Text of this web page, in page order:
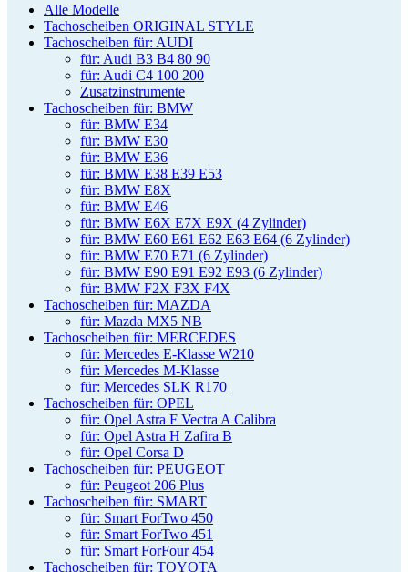
Alle Modelle
Tachoscheiben ORIGINAL STYLE
Tachoscheiben für: AUDI
für: Audi B3 B4 80 90
für: Audi C4 100 200
Zusatzinstrumente
Tachoscheiben für: BMW
für: BMW E34
für: BMW E30
für: BMW E36
für: BMW E38 E39 E53
für: BMW E8X
für: BMW E46
für: BMW E6X E7X E9X (4 Zylinder)
für: BMW E60 E61 E62 E63 E64 (6 Zylinder)
für: BMW E70 E71 (6 Zylinder)
für: BMW E90 E91 E92 E93 (6 Zylinder)
für: BMW F2X F3X F4X
Tachoscheiben für: MAZDA
für: Mazda MX5 NB
Tachoscheiben für: MERCEDES
für: Mercedes E-Klasse W210
für: Mercedes M-Klasse
für: Mercedes SLK R170
Tachoscheiben für: OPEL
für: Opel Astra F Vectra A Calibra
für: Opel Astra H Zafira B
für: Opel Corsa D
Tachoscheiben für: PEUGEOT
für: Peugeot 206 Plus
Tachoscheiben für: SMART
für: Smart ForTwo 450
für: Smart ForTwo 451
für: Smart ForFour 454
Tachoscheiben für: TOYOTA